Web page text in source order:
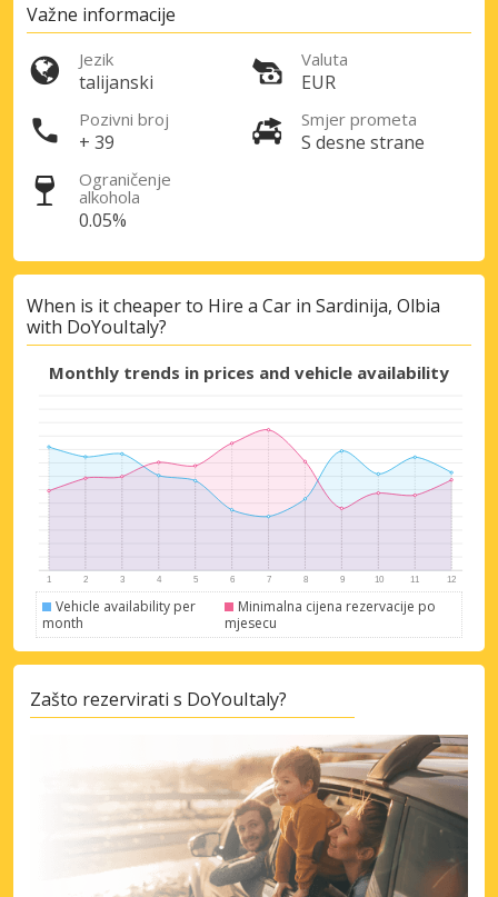
Prijava putem eLinka
Važne informacije
Jezik
talijanski
Valuta
EUR
Pozivni broj
+ 39
Smjer prometa
S desne strane
Ograničenje
alkohola
0.05%
When is it cheaper to Hire a Car in Sardinija, Olbia
with DoYouItaly?
Monthly trends in prices and vehicle availability
Vehicle availability per
month
Minimalna cijena rezervacije po
mjesecu
Zašto rezervirati s DoYouItaly?